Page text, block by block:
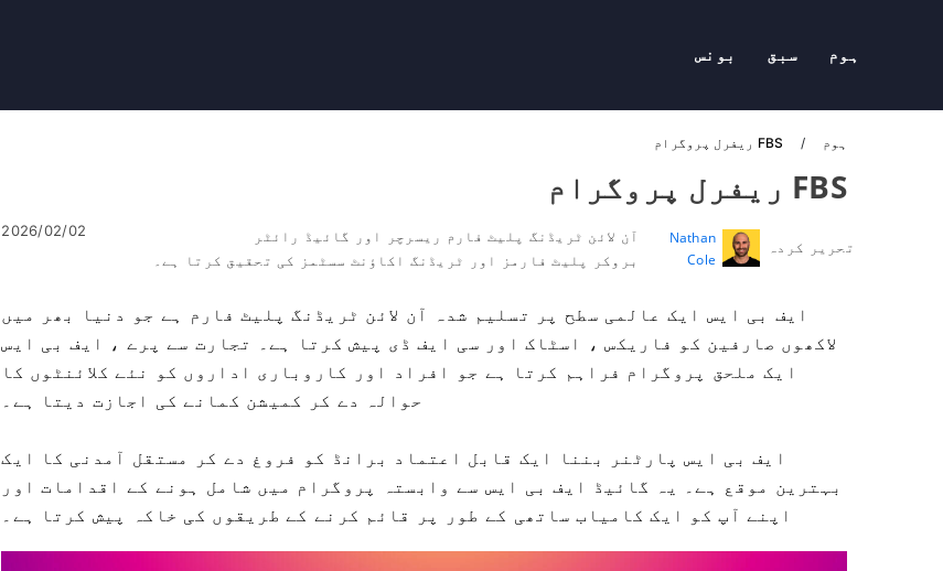
بونس سبق ہوم
ہوم FBS ریفرل پروگرام
FBS ریفرل پروگرام
تحریر کردہ
Nathan
Cole
آن لائن ٹریڈنگ پلیٹ فارم ریسرچر اور گائیڈ رائٹر
بروکر پلیٹ فارمز اور ٹریڈنگ اکاؤنٹ سسٹمز کی تحقیق کرتا ہے۔
2026/02/02
ایف بی ایس ایک عالمی سطح پر تسلیم شدہ آن لائن ٹریڈنگ پلیٹ فارم ہے جو دنیا بھر میں
لاکھوں صارفین کو فاریکس ، اسٹاک اور سی ایف ڈی پیش کرتا ہے۔ تجارت سے پرے ، ایف بی ایس
ایک ملحق پروگرام فراہم کرتا ہے جو افراد اور کاروباری اداروں کو نئے کلائنٹوں کا
حوالہ دے کر کمیشن کمانے کی اجازت دیتا ہے۔
ایف بی ایس پارٹنر بننا ایک قابل اعتماد برانڈ کو فروغ دے کر مستقل آمدنی کا ایک
بہترین موقع ہے۔ یہ گائیڈ ایف بی ایس سے وابستہ پروگرام میں شامل ہونے کے اقدامات اور
اپنے آپ کو ایک کامیاب ساتھی کے طور پر قائم کرنے کے طریقوں کی خاکہ پیش کرتا ہے۔